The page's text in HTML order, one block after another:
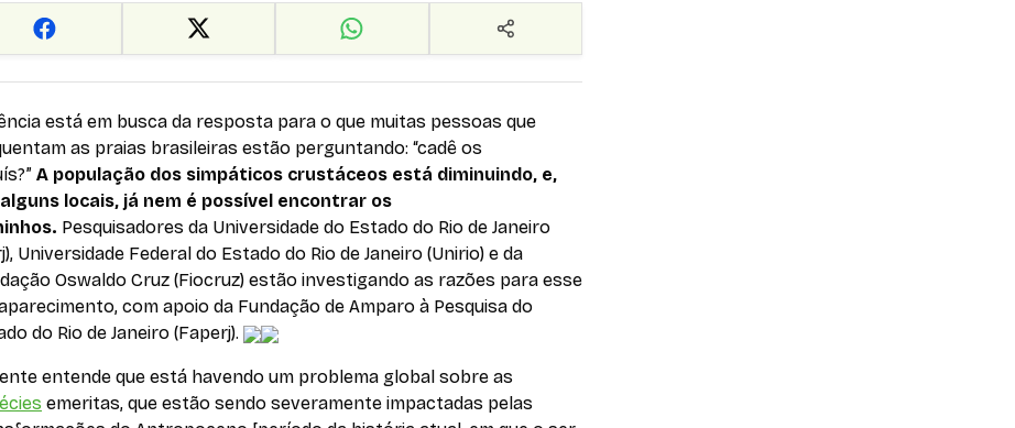
está em busca da resposta para o que muitas pessoas que
as praias brasileiras estão perguntando: “cadê os
A população dos simpáticos crustáceos está diminuindo, e,
locais, já nem é possível encontrar os
Pesquisadores da Universidade do Estado do Rio de Janeiro
Universidade Federal do Estado do Rio de Janeiro (Unirio) e da
Oswaldo Cruz (Fiocruz) estão investigando as razões para esse
com apoio da Fundação de Amparo à Pesquisa do
do Rio de Janeiro (Faperj).
entende que está havendo um problema global sobre as
emeritas, que estão sendo severamente impactadas pelas